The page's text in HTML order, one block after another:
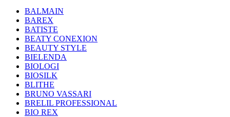
BALMAIN
BAREX
BATISTE
BEATY CONEXION
BEAUTY STYLE
BIELENDA
BIOLOGI
BIOSILK
BLITHE
BRUNO VASSARI
BRELIL PROFESSIONAL
BIO REX